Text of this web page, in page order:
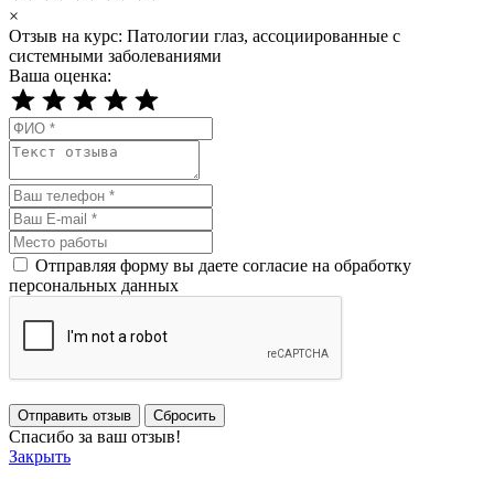
×
Отзыв на курс: Патологии глаз, ассоциированные с
системными заболеваниями
Ваша оценка:
Отправляя форму вы даете согласие на обработку
персональных данных
Отправить отзыв Сбросить
Спасибо за ваш отзыв!
Закрыть